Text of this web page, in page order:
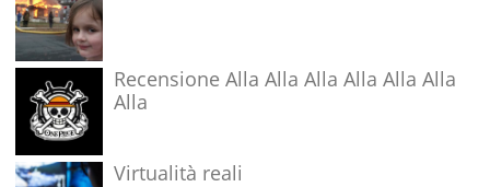
Recensione Alla Alla Alla Alla Alla Alla
Alla
Virtualità reali